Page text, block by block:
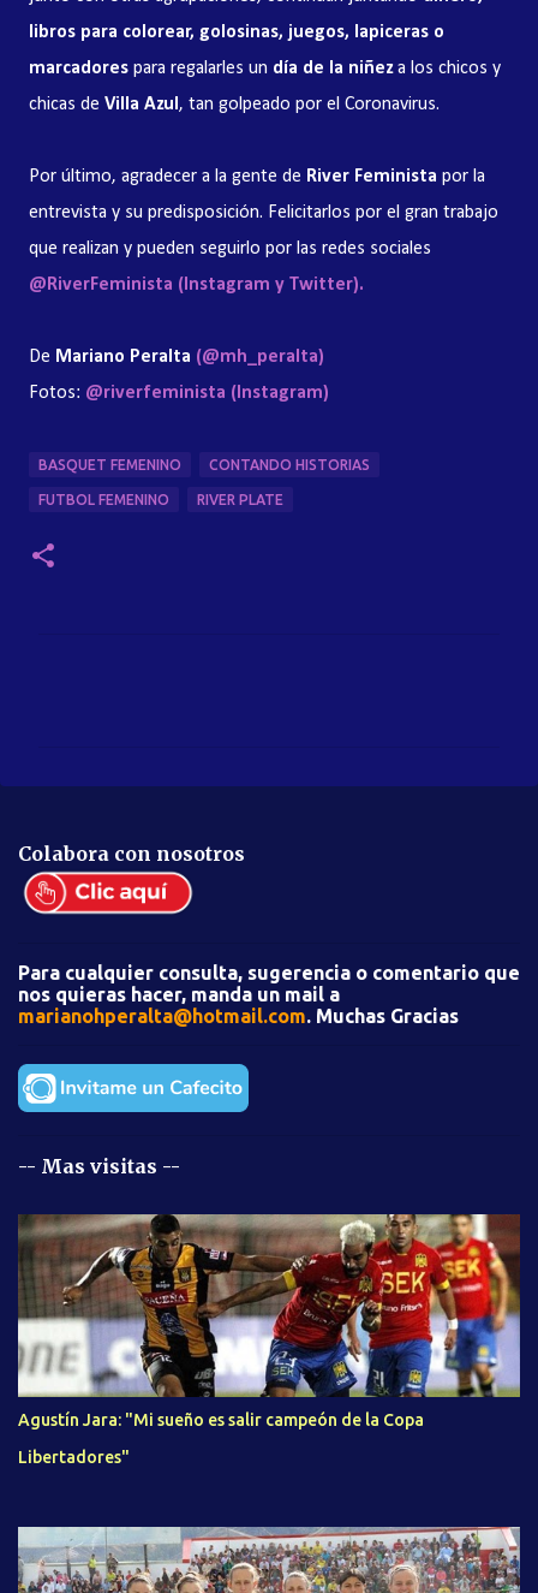
libros para colorear, golosinas, juegos, lapiceras o
marcadores para regalarles un día de la niñeza los chicos y
chicas de Villa Azul , tan golpeado por el Coronavirus.
Por último, agradecer a la gente de River Feminista por la
entrevista y su predisposición. Felicitarlos por el gran trabajo
que realizan y pueden seguirlo por las redes sociales
@RiverFeminista (Instagram y Twitter).
De Mariano Peralta (@mh_peralta)
Fotos: @riverfeminista (Instagram)
BASQUET FEMENINO CONTANDO HISTORIAS
FUTBOL FEMENINO RIVER PLATE
t
a
r
o
s
Colabora con nosotros
Para cualquier consulta, sugerencia o comentario que
nos quieras hacer, manda un mail a
marianohperalta@hotmail.com. Muchas Gracias
-- Mas visitas --
Agustín Jara: "Mi sueño es salir campeón de la Copa
Libertadores"